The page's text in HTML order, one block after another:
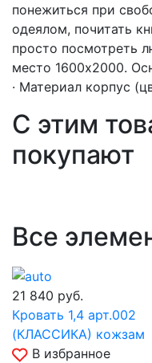
понежиться при
одеялом, почитать
просто посмотреть
место 1600х2000.
· Материал корпус
С этим
покупают
Все
21 840 руб.
Кровать 1,4 арт.002
(КЛАССИКА) кожзам
В избранное